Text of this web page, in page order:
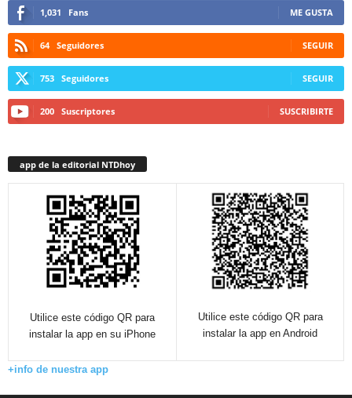
1,031 Fans ME GUSTA
64 Seguidores SEGUIR
753 Seguidores SEGUIR
200 Suscriptores SUSCRIBIRTE
app de la editorial NTDhoy
Utilice este código QR para
instalar la app en su iPhone
Utilice este código QR para
instalar la app en Android
+info de nuestra app